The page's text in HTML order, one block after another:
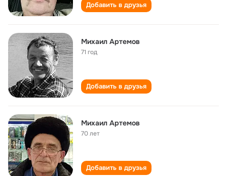
Добавить в друзья
Михаил Артемов
71 год
Добавить в друзья
Михаил Артемов
70 лет
Добавить в друзья